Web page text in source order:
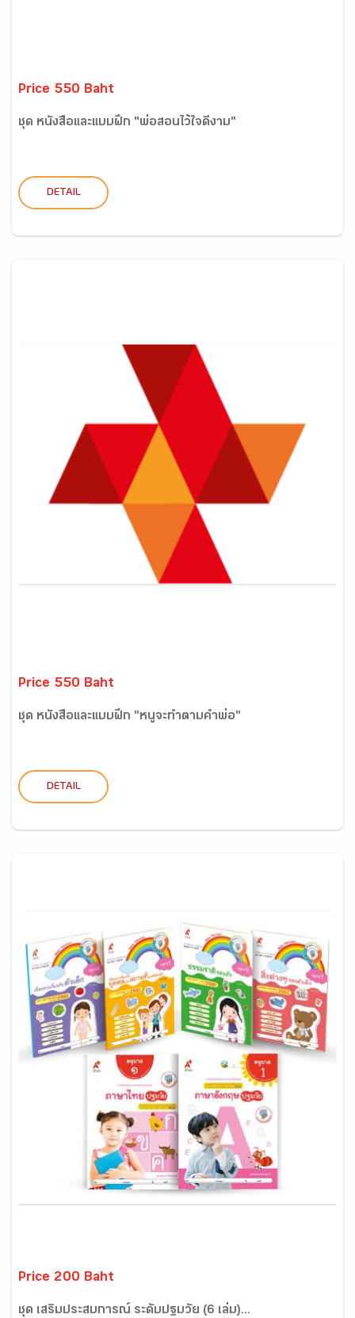
Price 550 Baht
ชุด หนังสือและแบบฝึก "พ่อสอนไว้ใจดีงาม"
DETAIL
Price 550 Baht
ชุด หนังสือและแบบฝึก "หนูจะทำตามคำพ่อ"
DETAIL
Price 200 Baht
ชุด เสริมประสบการณ์ ระดับปฐมวัย (6 เล่ม)...